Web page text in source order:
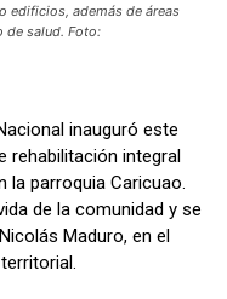
edificios, además de áreas
de salud. Foto:
inauguró este
rehabilitación integral
la parroquia Caricuao.
de la comunidad y se
Maduro, en el